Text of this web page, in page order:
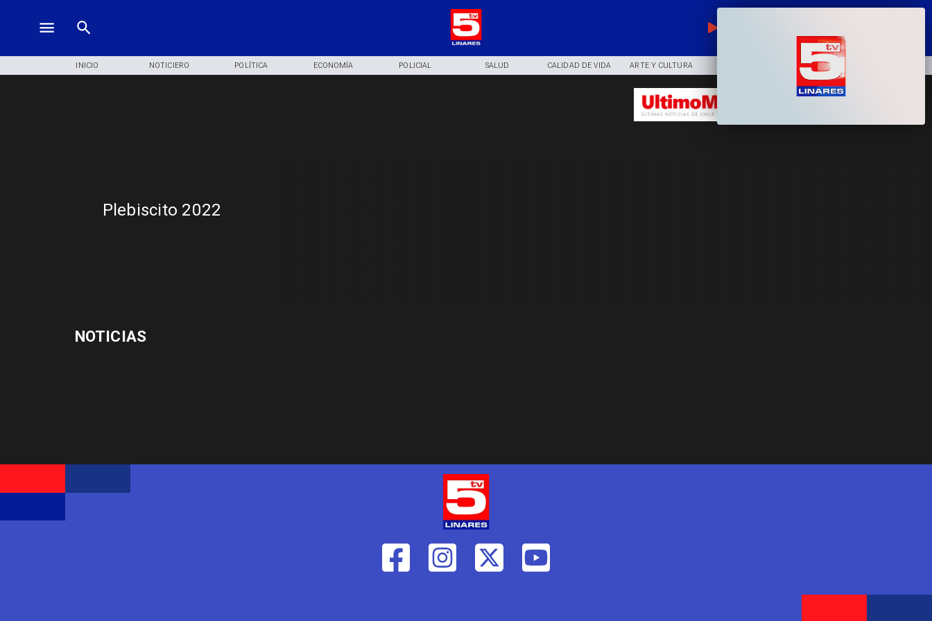
INICIO NOTICIERO POLÍTICA ECONOMÍA POLICIAL SALUD CALIDAD DE VIDA ARTE Y CULTURA DEPORTES
Plebiscito 2022
NOTICIAS